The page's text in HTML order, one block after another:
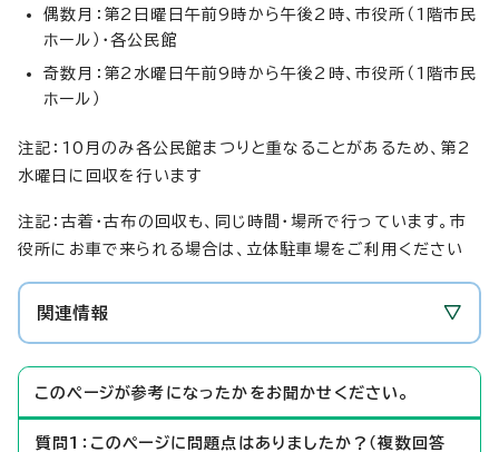
偶数月：第2日曜日午前9時から午後2時、市役所（1階市民
ホール）・各公民館
奇数月：第2水曜日午前9時から午後2時、市役所（1階市民
ホール）
注記：10月のみ各公民館まつりと重なることがあるため、第2
水曜日に回収を行います
注記：古着・古布の回収も、同じ時間・場所で行っています。市
役所にお車で来られる場合は、立体駐車場をご利用ください
関連情報
このページが参考になったかをお聞かせください。
質問1：このページに問題点はありましたか？（複数回答